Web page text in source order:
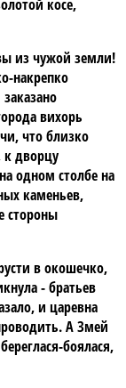
косе,
из чужой земли!
накрепко
вихорь
что близко
к дворцу
одном столбе на
каменьев,
стороны
в окошечко,
- братьев
и царевна
А Змей
боялася,